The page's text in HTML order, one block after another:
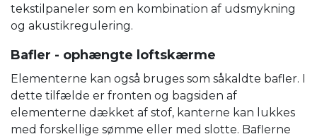
tekstilpaneler som en kombination af udsmykning
og akustikregulering.
Bafler - ophængte loftskærme
Elementerne kan også bruges som såkaldte bafler. I
dette tilfælde er fronten og bagsiden af ​​
elementerne dækket af stof, kanterne kan lukkes
med forskellige sømme eller med slotte. Baflerne